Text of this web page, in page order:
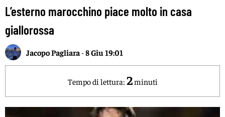
L’esterno marocchino piace molto in casa
giallorossa
Jacopo Pagliara -8 Giu 19:01
Tempo di lettura: 2minuti